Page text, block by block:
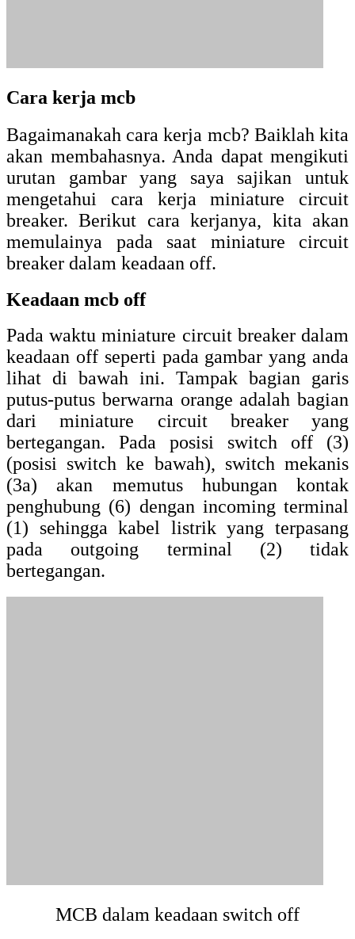
Cara kerja mcb
Bagaimanakah cara kerja mcb? Baiklah kita
akan membahasnya. Anda dapat mengikuti
urutan gambar yang saya sajikan untuk
mengetahui cara kerja miniature circuit
breaker. Berikut cara kerjanya, kita akan
memulainya pada saat miniature circuit
breaker dalam keadaan off.
Keadaan mcb off
Pada waktu miniature circuit breaker dalam
keadaan off seperti pada gambar yang anda
lihat di bawah ini. Tampak bagian garis
putus-putus berwarna orange adalah bagian
dari miniature circuit breaker yang
bertegangan. Pada posisi switch off (3)
(posisi switch ke bawah), switch mekanis
(3a) akan memutus hubungan kontak
penghubung (6) dengan incoming terminal
(1) sehingga kabel listrik yang terpasang
pada outgoing terminal (2) tidak
bertegangan.
MCB dalam keadaan switch off